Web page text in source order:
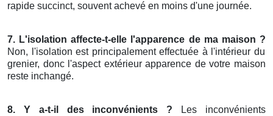
rapide succinct, souvent achevé en moins d'une journée.
7. L'isolation affecte-t-elle l'apparence de ma maison ?
Non, l'isolation est principalement effectuée à l'intérieur du
grenier, donc l'aspect extérieur apparence de votre maison
reste inchangé.
8. Y a-t-il des inconvénients ? Les inconvénients